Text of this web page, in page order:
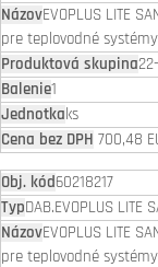
EVOPLUS LITE
pre teplovodné systémy
1
ks
700,48
60218217
DAB.EVOPLUS LITE
EVOPLUS LITE
pre teplovodné systémy